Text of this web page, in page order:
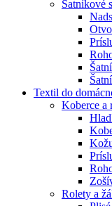
Šatníkové
Textil do
Koberce a
Rolety a